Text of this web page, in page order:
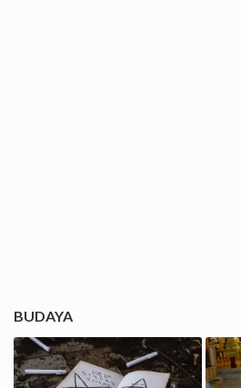
BUDAYA